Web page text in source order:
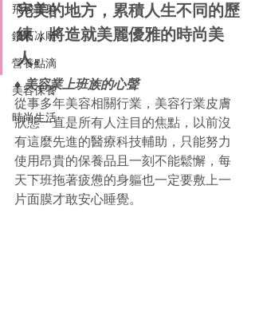
飛梭雷射
鑽石冰雕
營養點滴
美容保養
時尚生活
完美的地方，累積人生不同的歷
練，將造就美麗優雅的時尚美
人。
♦ 美容業上班族的心聲
從事多年美容相關行業，美容行業皮膚
狀態一直是所有人注目的焦點，以前沒
有這麼先進的醫療科技輔助，只能努力
使用昂貴的保養品且一刻不能鬆懈，每
天下班拖著疲憊的身軀也一定要敷上一
片面膜才敢安心睡覺。